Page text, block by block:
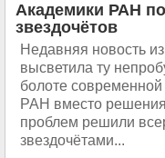
Академики РАН
звездочётов
Недавняя новость
высветила ту
болоте
РАН вместо
проблем решили
звездочётами...